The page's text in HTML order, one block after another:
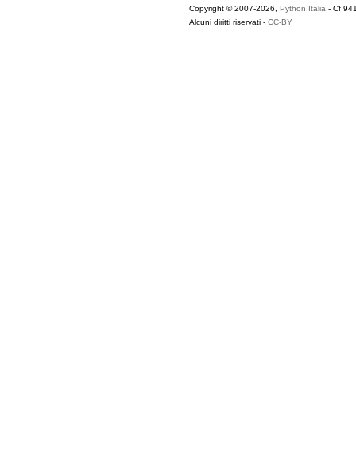
Copyright © 2007-2026, Python Italia- Cf
Alcuni diritti riservati - CC-BY